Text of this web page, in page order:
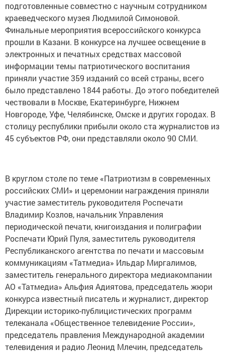
подготовленные совместно с научным сотрудником
краеведческого музея Людмилой Симоновой.
Финальные мероприятия всероссийского конкурса
прошли в Казани. В конкурсе на лучшее освещение в
электронных и печатных средствах массовой
информации темы патриотического воспитания
приняли участие 359 изданий со всей страны, всего
было представлено 1844 работы. До этого победителей
чествовали в Москве, Екатеринбурге, Нижнем
Новгороде, Уфе, Челябинске, Омске и других городах. В
столицу республики прибыли около ста журналистов из
45 субъектов РФ, они представляли около 90 СМИ.
В круглом столе по теме «Патриотизм в современных
российских СМИ» и церемонии награждения приняли
участие заместитель руководителя Роспечати
Владимир Козлов, начальник Управления
периодической печати, книгоиздания и полиграфии
Роспечати Юрий Пуля, заместитель руководителя
Республиканского агентства по печати и массовым
коммуникациям «Татмедиа» Ильдар Миргалимов,
заместитель генерального директора медиакомпании
АО «Татмедиа» Альфия Адиятова, председатель жюри
конкурса известный писатель и журналист, директор
Дирекции историко-публицистических программ
телеканала «Общественное телевидение России»,
председатель правления Международной академии
телевидения и радио Леонид Млечин, председатель